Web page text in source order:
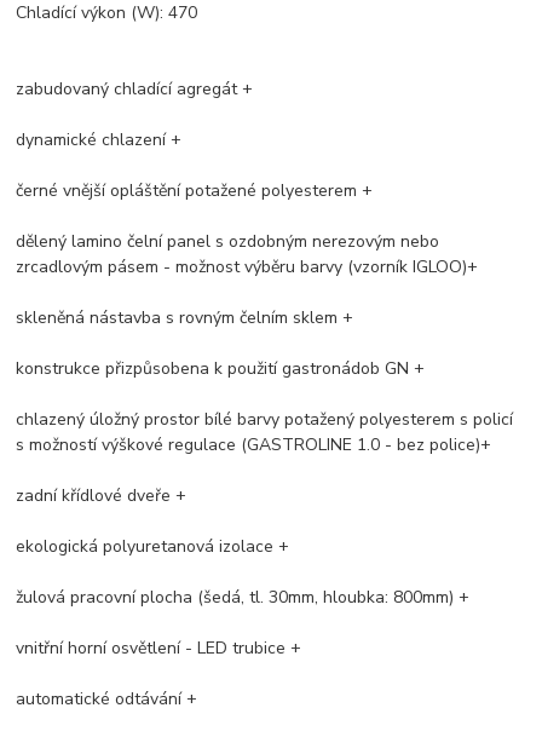
Chladící výkon (W): 470
zabudovaný chladící agregát +
dynamické chlazení +
černé vnější opláštění potažené polyesterem +
dělený lamino čelní panel s ozdobným nerezovým nebo
zrcadlovým pásem - možnost výběru barvy (vzorník IGLOO)+
skleněná nástavba s rovným čelním sklem +
konstrukce přizpůsobena k použití gastronádob GN +
chlazený úložný prostor bílé barvy potažený polyesterem s policí
s možností výškové regulace (GASTROLINE 1.0 - bez police)+
zadní křídlové dveře +
ekologická polyuretanová izolace +
žulová pracovní plocha (šedá, tl. 30mm, hloubka: 800mm) +
vnitřní horní osvětlení - LED trubice +
automatické odtávání +